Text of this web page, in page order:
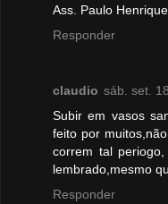
Ass. Paulo
Responder
claudio sáb. set.
Subir em vasos
feito por
correm tal
lembrado,mesmo
Responder